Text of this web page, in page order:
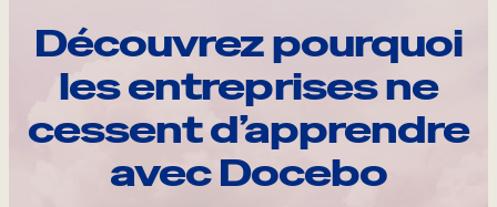
Découvrez pourquoi
les entreprises ne
cessent d’apprendre
avec Docebo